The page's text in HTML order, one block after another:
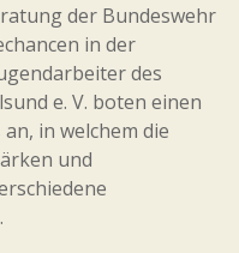
der Bundeswehr
in der
des
e. V. boten einen
in welchem die
und